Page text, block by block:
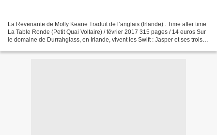
La Revenante de Molly Keane Traduit de l’anglais (Irlande) : Time after time
La Table Ronde (Petit Quai Voltaire) / février 2017 315 pages / 14 euros Sur
le domaine de Durrahglass, en Irlande, vivent les Swift : Jasper et ses trois